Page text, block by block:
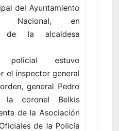
del Ayuntamiento
Nacional, en
de la alcaldesa
estuvo
el inspector general
general Pedro
la coronel Belkis
de la Asociación
de la Policía